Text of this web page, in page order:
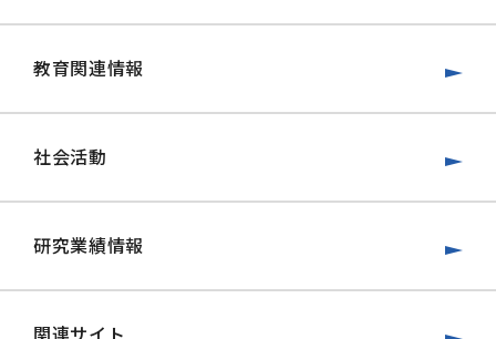
教育関連情報
社会活動
研究業績情報